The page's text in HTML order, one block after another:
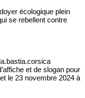
écologique plein
se rebellent contre
et de slogan pour
le 23 novembre 2024 à